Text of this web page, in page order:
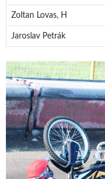
Zoltan Lovas, H
Jaroslav Petrák